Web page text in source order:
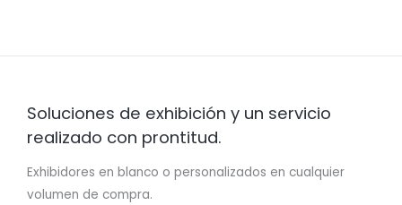
Soluciones de exhibición y un servicio
realizado con prontitud.
Exhibidores en blanco o personalizados en cualquier
volumen de compra.